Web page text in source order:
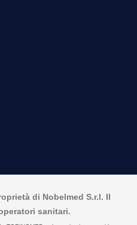
di Nobelmed S.r.l. Il
sanitari.